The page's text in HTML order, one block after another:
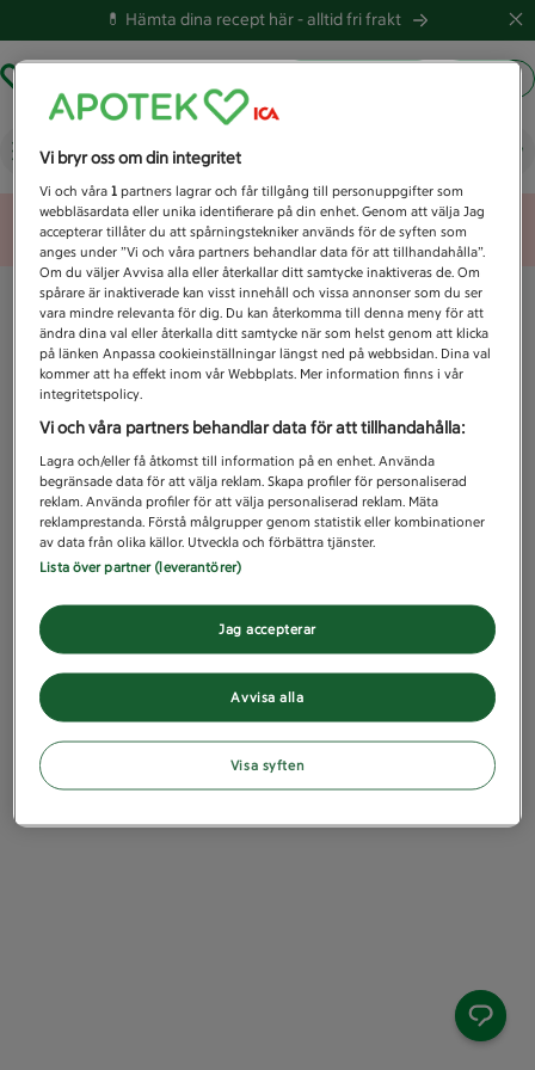
💊 Hämta dina recept här -alltid fri frakt
Vad letar du efter idag?
Unknown error
Vi bryr oss om din integritet
Vi och våra1 partners lagrar och får tillgång till personuppgifter som
webbläsardata eller unika identifierare på din enhet. Genom att välja Jag
accepterar tillåter du att spårningstekniker används för de syften som
anges under ”Vi och våra partners behandlar data för att tillhandahålla”.
Om du väljer Avvisa alla eller återkallar ditt samtycke inaktiveras de. Om
spårare är inaktiverade kan visst innehåll och vissa annonser som du ser
vara mindre relevanta för dig. Du kan återkomma till denna meny för att
ändra dina val eller återkalla ditt samtycke när som helst genom att klicka
på länken Anpassa cookieinställningar längst ned på webbsidan. Dina val
kommer att ha effekt inom vår Webbplats. Mer information finns i vår
integritetspolicy.
Vi och våra partners behandlar data för att tillhandahålla:
Lagra och/eller få åtkomst till information på en enhet. Använda
begränsade data för att välja reklam. Skapa profiler för personaliserad
reklam. Använda profiler för att välja personaliserad reklam. Mäta
reklamprestanda. Förstå målgrupper genom statistik eller kombinationer
av data från olika källor. Utveckla och förbättra tjänster.
Lista över partner (leverantörer)
Avvisa alla
Jag accepterar
Visa syften